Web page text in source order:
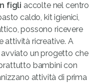
figli accolte nel centro
caldo, kit igienici,
possono ricevere
attività ricreative. A
avviato un progetto che
bambini con
attività di prima